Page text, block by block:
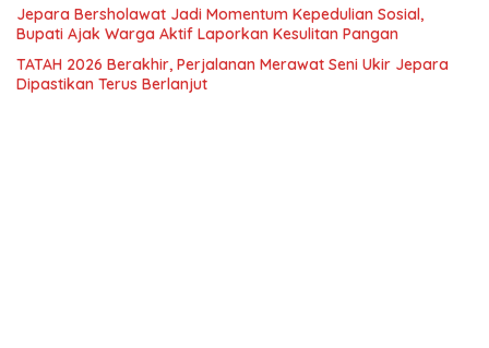
Jepara Bersholawat Jadi Momentum Kepedulian Sosial,
Bupati Ajak Warga Aktif Laporkan Kesulitan Pangan
TATAH 2026 Berakhir, Perjalanan Merawat Seni Ukir Jepara
Dipastikan Terus Berlanjut